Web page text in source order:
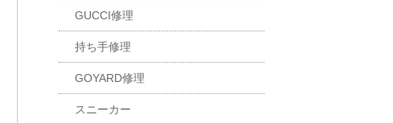
GUCCI修理
持ち手修理
GOYARD修理
スニーカー